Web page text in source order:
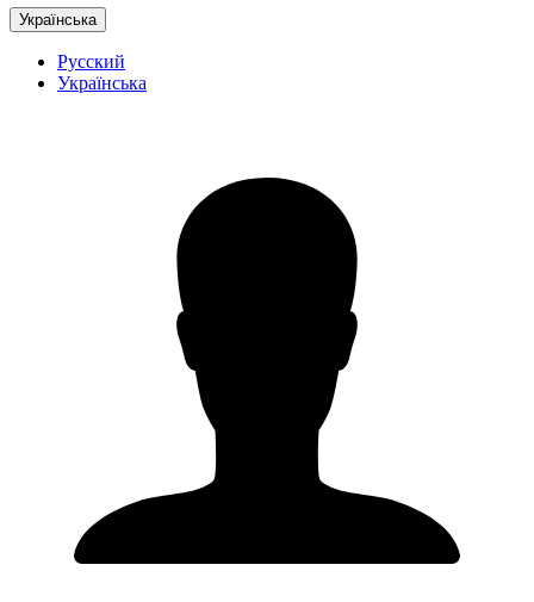
Українська
Русский
Українська